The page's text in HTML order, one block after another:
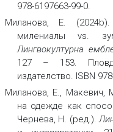
978-6197663-99-0.
Миланова, Е.
милениалы vs.
Лингвокултурна
127 – 153.
издателство. ISBN
Миланова, Е.,
на одежде как
Чернева, Н. (ред.).